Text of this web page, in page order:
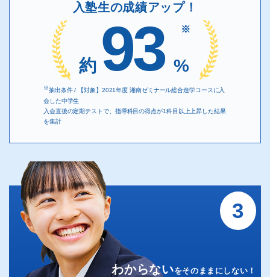
入塾生の成績アップ！
約 93 %
※
※抽出条件 / 【対象】2021年度 湘南ゼミナール総合進学コースに入
会した中学生
入会直後の定期テストで、指導科目の得点が1科目以上上昇した結果
を集計
3
わからないをそのままにしない！